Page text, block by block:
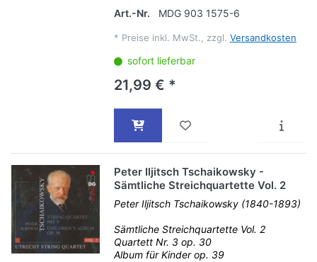
Art.-Nr.
MDG 903 1575-6
* Preise inkl. MwSt., zzgl. Versandkosten
sofort lieferbar
21,99 € *
Peter Iljitsch Tschaikowsky -
Sämtliche Streichquartette Vol. 2
Peter Iljitsch Tschaikowsky (1840-1893)
Sämtliche Streichquartette Vol. 2
Quartett Nr. 3 op. 30
Album für Kinder op. 39